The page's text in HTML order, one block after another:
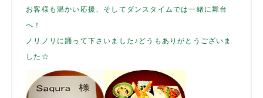
お客様も温かい応援、そしてダンスタイムでは一緒に舞台
へ！
ノリノリに踊って下さいました♪どうもありがとうございま
した☆